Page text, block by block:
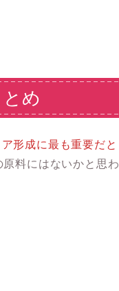
め
形成に最も重要だと
原料にはないかと思わ